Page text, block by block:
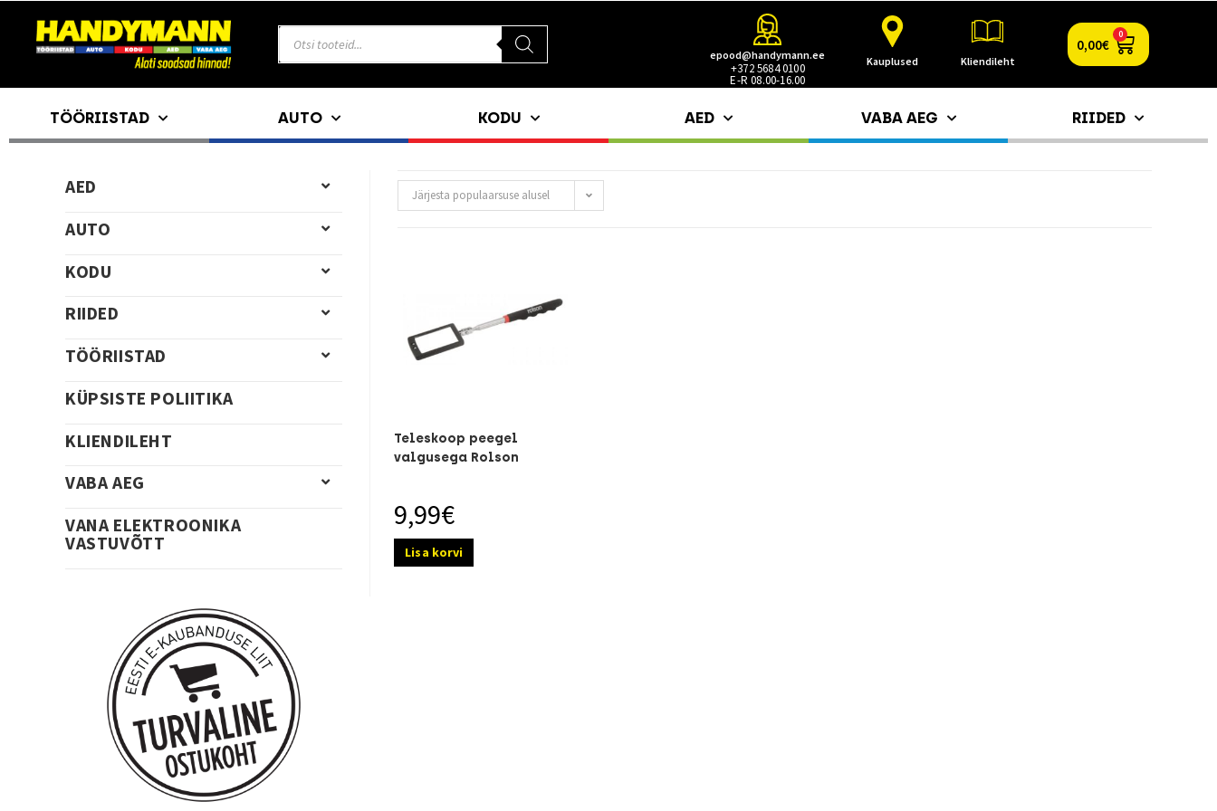
epood@handymann.ee
+372 5684 0100
E-R 08.00-16.00
Kauplused Kliendileht
0,00€
0
TÖÖRIISTAD AUTO KODU AED VABA AEG RIIDED
Järjesta populaarsuse alusel
Teleskoop peegel
valgusega Rolson
9,99€
Lisa korvi
AED
AUTO
KODU
RIIDED
TÖÖRIISTAD
KÜPSISTE POLIITIKA
KLIENDILEHT
VABA AEG
VANA ELEKTROONIKA
VASTUVÕTT